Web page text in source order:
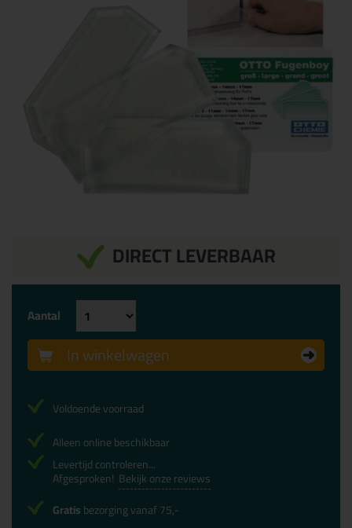
DIRECT LEVERBAAR
Aantal
In winkelwagen
Voldoende voorraad
Alleen online beschikbaar
Levertijd controleren...
Afgesproken! Bekijk onze reviews
Gratisbezorging vanaf 75,-